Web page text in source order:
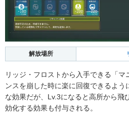
解放場所
リッジ・フロストから入手できる「マ
ンスを崩した時に楽に回復できるよう
な効果だが、Lv.3になると高所から飛
効化する効果も付与される。